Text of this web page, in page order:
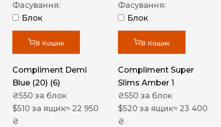
Фасування:
Блок
В Кошик
Compliment Demi
Blue (20) (6)
₴550 за блок
$510 за ящик≈ 22 950
₴
Фасування:
Блок
В Кошик
Compliment Super
Slims Amber 1
₴550 за блок
$520 за ящик≈ 23 400
₴